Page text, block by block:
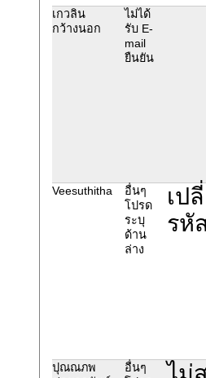
เกวลิน
กว้างนอก
ไม่ได้
รับ E-
mail
ยืนยัน
Veesuthitha
อื่นๆ
โปรด
ระบุ
ด้าน
ล่าง
เป
รหั
ปุณณภพ
อื่นๆ
ไม่